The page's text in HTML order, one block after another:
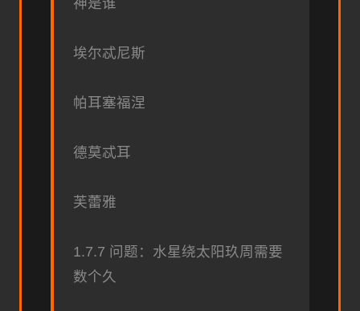
埃尔忒尼斯
帕耳塞福涅
德莫忒耳
芙蕾雅
1.7.7 问题：水星绕太阳玖周需要
数个久